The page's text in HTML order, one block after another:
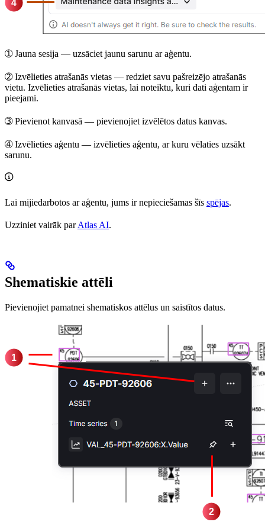
➀Jauna sesija — uzsāciet jaunu sarunu ar aģentu.
➁Izvēlieties atrašanās vietas — redziet savu pašreizējo atrašanās
vietu. Izvēlieties atrašanās vietas, lai noteiktu, kuri dati aģentam ir
pieejami.
➂Pievienot kanvasā — pievienojiet izvēlētos datus kanvas.
➃Izvēlieties aģentu — izvēlieties aģentu, ar kuru vēlaties uzsākt
sarunu.
Lai mijiedarbotos ar aģentu, jums ir nepieciešamas šīs spējas.
Uzziniet vairāk parAtlas AI.
Shematiskie attēli
Pievienojiet pamatnei shematiskos attēlus un saistītos datus.